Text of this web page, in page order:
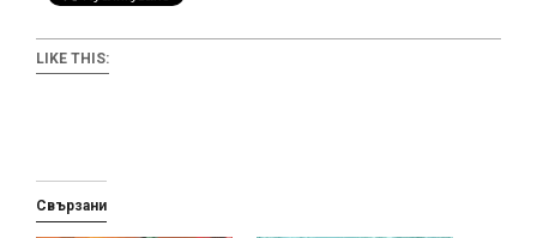
LIKE THIS:
Свързани